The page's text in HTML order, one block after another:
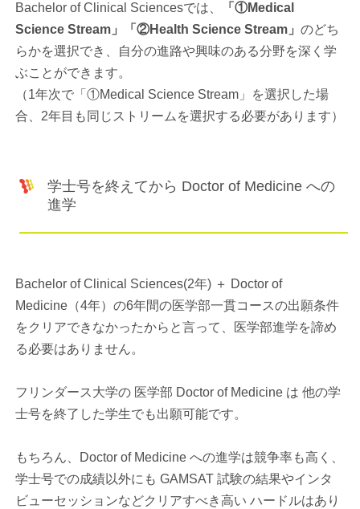
Bachelor of Clinical Sciencesでは、
「①Medical
Science Stream」「②Health Science Stream」のどち
らかを選択でき、自分の進路や興味のある分野を深く学
ぶことができます。
（1年次で「①Medical Science Stream」を選択した場
合、2年目も同じストリームを選択する必要があります）
学士号を終えてから Doctor of Medicine への
進学
Bachelor of Clinical Sciences(2年) ＋ Doctor of
Medicine（4年）の6年間の医学部一貫コースの出願条件
をクリアできなかったからと言って、医学部進学を諦め
る必要はありません。
フリンダース大学の 医学部 Doctor of Medicine は 他の学
士号を終了した学生でも出願可能です。
もちろん、Doctor of Medicine への進学は競争率も高く、
学士号での成績以外にも GAMSAT 試験の結果やインタ
ビューセッションなどクリアすべき高い ハードルはあり